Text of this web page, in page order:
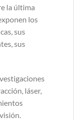
la última
los
sus
sus
láser,